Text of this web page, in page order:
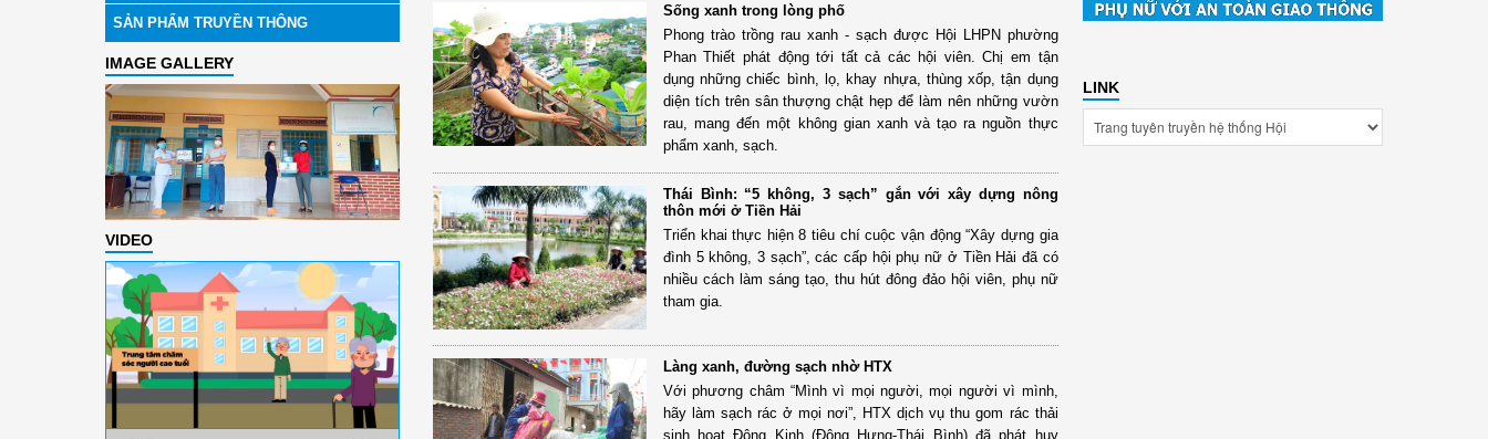
SẢN PHẨM TRUYỀN THÔNG
IMAGE GALLERY
VIDEO
Sống xanh trong lòng phố
Phong trào trồng rau xanh - sạch được Hội LHPN phường
Phan Thiết phát động tới tất cả các hội viên. Chị em tận
dụng những chiếc bình, lọ, khay nhựa, thùng xốp, tận dụng
diện tích trên sân thượng chật hẹp để làm nên những vườn
rau, mang đến một không gian xanh và tạo ra nguồn thực
phẩm xanh, sạch.
Thái Bình: “5 không, 3 sạch” gắn với xây dựng nông
thôn mới ở Tiền Hải
Triển khai thực hiện 8 tiêu chí cuộc vận động “Xây dựng gia
đình 5 không, 3 sạch”, các cấp hội phụ nữ ở Tiền Hải đã có
nhiều cách làm sáng tạo, thu hút đông đảo hội viên, phụ nữ
tham gia.
Làng xanh, đường sạch nhờ HTX
Với phương châm “Mình vì mọi người, mọi người vì mình,
hãy làm sạch rác ở mọi nơi”, HTX dịch vụ thu gom rác thải
sinh hoạt Đông Kinh (Đông Hưng-Thái Bình) đã phát huy
LINK